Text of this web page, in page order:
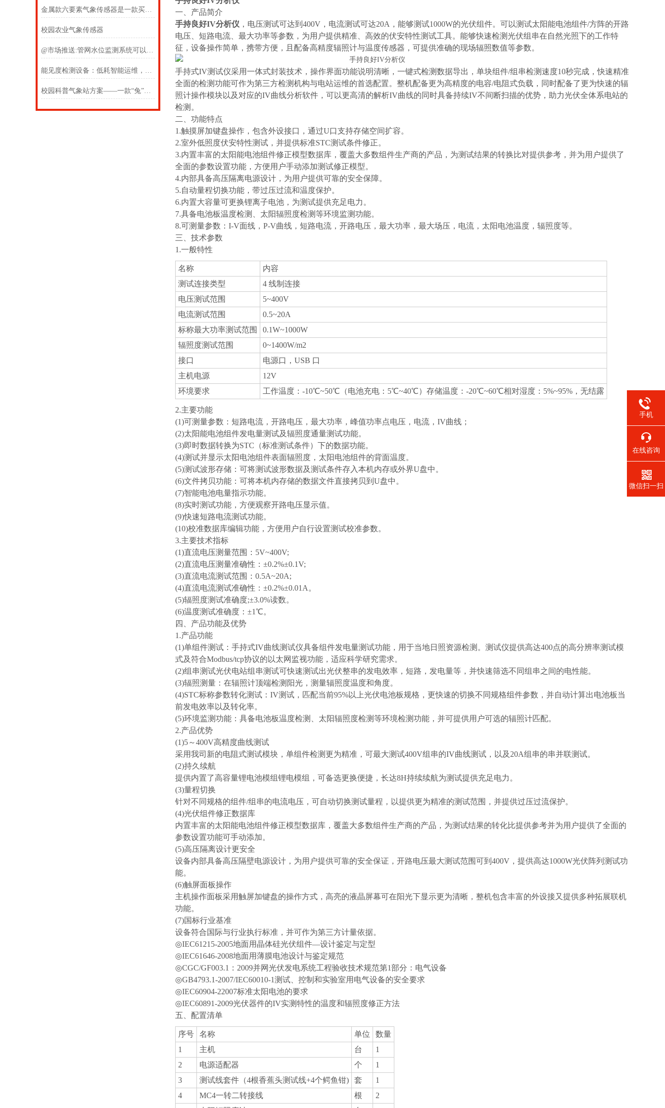
金属款六要素气象传感器是一款买了不后悔的六要素微气象传感
校园农业气象传感器
@市场推送:管网水位监测系统可以随时随地测量的超声波水位监测系统
能见度检测设备：低耗智能运维，降低全生命周期使用成本
校园科普气象站方案——一款“兔”飞猛进的校园数字气象站设备
一、产品简介
手持良好IV分析仪 ，电压测试可达到400V，电流测试可达20A，能够测试1000W的光伏组件。可以测试太阳能电池组件/方阵的开路
电压、短路电流、最大功率等参数，为用户提供精准、高效的伏安特性测试工具。能够快速检测光伏组串在自然光照下的⼯作特
征，设备操作简单，携带⽅便，且配备⾼精度辐照计与温度传感器，可提供准确的现场辐照数值等参数。
手持式IV测试仪采⽤⼀体式封装技术，操作界⾯功能说明清晰，⼀键式检测数据导出，单块组件/组串检测速度10秒完成，快速精准
全⾯的检测功能可作为第三⽅检测机构与电站运维的⾸选配置。整机配备更为⾼精度的电容/电阻式负载，同时配备了更为快速的辐
照计操作模块以及对应的IV曲线分析软件，可以更⾼清的解析IV曲线的同时具备持续IV不间断扫描的优势，助⼒光伏全体系电站的
检测。
二、功能特点
1.触摸屏加键盘操作，包含外设接口，通过U口支持存储空间扩容。
2.室外低照度伏安特性测试，并提供标准STC测试条件修正。
3.内置丰富的太阳能电池组件修正模型数据库，覆盖大多数组件生产商的产品，为测试结果的转换比对提供参考，并为用户提供了
全面的参数设置功能，方便用户手动添加测试修正模型。
4.内部具备高压隔离电源设计，为用户提供可靠的安全保障。
5.自动量程切换功能，带过压过流和温度保护。
6.内置大容量可更换锂离子电池，为测试提供充足电力。
7.具备电池板温度检测、太阳辐照度检测等环境监测功能。
8.可测量参数：I-V面线，P-V曲线，短路电流，开路电压，最大功率，最大场压，电流，太阳电池温度，辐照度等。
三、技术参数
1.一般特性
名称
内容
测试连接类型
4 线制连接
电压测试范围
5~400V
电流测试范围
0.5~20A
标称最大功率测试范围
0.1W~1000W
辐照度测试范围
0~1400W/m2
接口
电源口，USB 口
主机电源
12V
环境要求
工作温度：-10℃~50℃（电池充电：5℃~40℃）存储温度：-20℃~60℃相对湿度：5%~95%，无结露
2.主要功能
(1)可测量参数：短路电流，开路电压，最大功率，峰值功率点电压，电流，IV曲线；
(2)太阳能电池组件发电量测试及辐照度通量测试功能。
(3)即时数据转换为STC（标准测试条件）下的数据功能。
(4)测试并显示太阳电池组件表面辐照度，太阳电池组件的背面温度。
(5)测试波形存储：可将测试波形数据及测试条件存入本机内存或外界U盘中。
(6)文件拷贝功能：可将本机内存储的数据文件直接拷贝到U盘中。
(7)智能电池电量指示功能。
(8)实时测试功能，方便观察开路电压显示值。
(9)快速短路电流测试功能。
(10)校准数据库编辑功能，方便用户自行设置测试校准参数。
3.主要技术指标
(1)直流电压测量范围：5V~400V;
(2)直流电压测量准确性：±0.2%±0.1V;
(3)直流电流测试范围：0.5A~20A;
(4)直流电流测试准确性：±0.2%±0.01A。
(5)辐照度测试准确度;±3.0%读数。
(6)温度测试准确度：±1℃。
四、产品功能及优势
1.产品功能
(1)单组件测试：手持式IV曲线测试仪具备组件发电量测试功能，⽤于当地⽇照资源检测。测试仪提供⾼达400点的⾼分辨率测试模
式及符合Modbus/tcp协议的以太⽹监视功能，适应科学研究需求。
(2)组串测试光伏电站组串测试可快速测试出光伏整串的发电效率，短路，发电量等，并快速筛选不同组串之间的电性能。
(3)辐照测量：在辐照计顶端检测阳光，测量辐照度温度和角度。
(4)STC标称参数转化测试：IV测试，匹配当前95%以上光伏电池板规格，更快速的切换不同规格组件参数，并⾃动计算出电池板当
前发电效率以及转化率。
(5)环境监测功能：具备电池板温度检测、太阳辐照度检测等环境检测功能，并可提供⽤户可选的辐照计匹配。
2.产品优势
(1)5～400V⾼精度曲线测试
采⽤我司新的电阻式测试模块，单组件检测更为精准，可最⼤测试400V组串的IV曲线测试，以及20A组串的串并联测试。
(2)持久续航
提供内置了⾼容量锂电池模组锂电模组，可备选更换便捷，长达8H持续续航为测试提供充⾜电⼒。
(3)量程切换
针对不同规格的组件/组串的电流电压，可⾃动切换测试量程，以提供更为精准的测试范围，并提供过压过流保护。
(4)光伏组件修正数据库
内置丰富的太阳能电池组件修正模型数据库，覆盖⼤多数组件⽣产商的产品，为测试结果的转化⽐提供参考并为⽤户提供了全⾯的
参数设置功能可⼿动添加。
(5)⾼压隔离设计更安全
设备内部具备⾼压隔壁电源设计，为⽤户提供可靠的安全保证，开路电压最⼤测试范围可到400V，提供⾼达1000W光伏阵列测试功
能。
(6)触屏⾯板操作
主机操作⾯板采⽤触屏加键盘的操作⽅式，⾼亮的液晶屏幕可在阳光下显⽰更为清晰，整机包含丰富的外设接⼜提供多种拓展联机
功能。
(7)国标⾏业基准
设备符合国际与⾏业执⾏标准，并可作为第三⽅计量依据。
◎IEC61215-2005地⾯⽤晶体硅光伏组件—设计鉴定与定型
◎IEC61646-2008地⾯⽤薄膜电池设计与鉴定规范
◎CGC/GF003.1：2009并⽹光伏发电系统⼯程验收技术规范第1部分：电⽓设备
◎GB4793.1-2007/IEC60010-1测试、控制和实验室⽤电⽓设备的安全要求
◎IEC60904-22007标准太阳电池的要求
◎IEC60891-2009光伏器件的IV实测特性的温度和辐照度修正⽅法
五、配置清单
序号 名称 单位
数量
1
主机 台
1
2
电源适配器 个
1
3
测试线套件（4根香蕉头测试线+4个鳄鱼钳) 套
1
4
MC4一转二转接线 根
2
手机
在线咨询
微信扫一扫